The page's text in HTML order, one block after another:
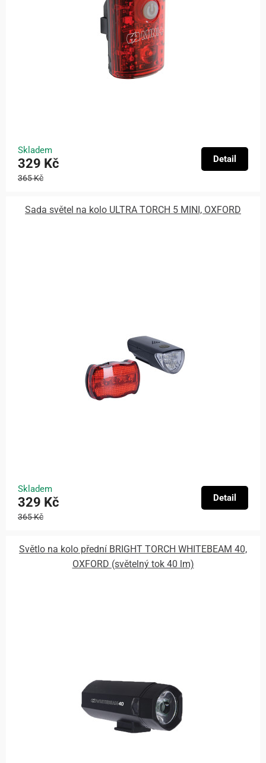
Skladem
329 Kč
365 Kč
Detail
Sada světel na kolo ULTRA TORCH 5 MINI, OXFORD
Skladem
329 Kč
365 Kč
Detail
Světlo na kolo přední BRIGHT TORCH WHITEBEAM 40,
OXFORD (světelný tok 40 lm)